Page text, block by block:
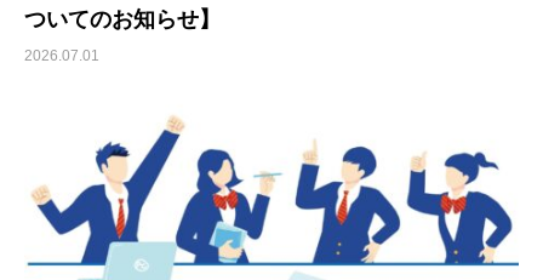
ついてのお知らせ】
2026.07.01